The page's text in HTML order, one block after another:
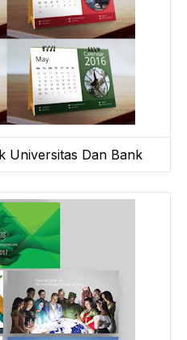
Universitas Dan Bank